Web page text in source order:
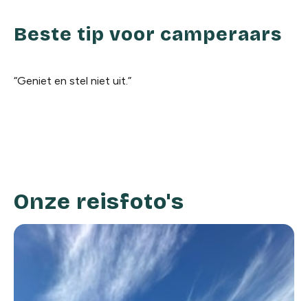
Beste tip voor camperaars
“Geniet en stel niet uit.”
Onze reisfoto's